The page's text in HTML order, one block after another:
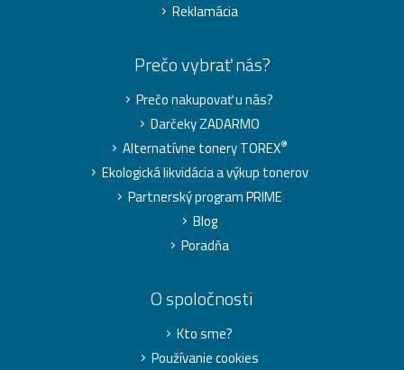
Reklamácia
Prečo vybrať nás?
Prečo nakupovať u nás?
Darčeky ZADARMO
Alternatívne tonery TOREX®
Ekologická likvidácia a výkup tonerov
Partnerský program PRIME
Blog
Poradňa
O spoločnosti
Kto sme?
Používanie cookies